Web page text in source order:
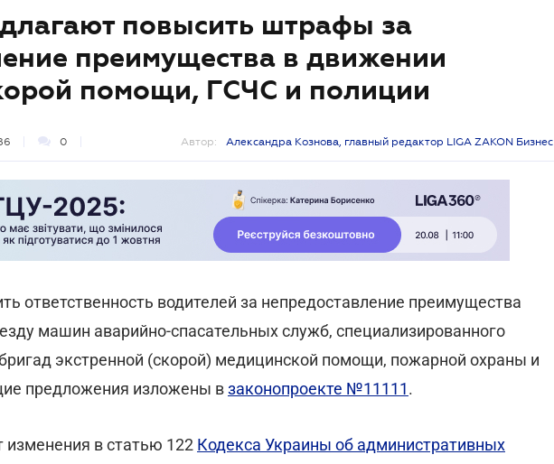
повысить штрафы за
преимущества в движении
помощи, ГСЧС и полиции
0 Автор: Александра Кознова, главный редактор LIGA ZAKON Бизнес
ответственность водителей за непредоставление преимущества
машин аварийно-спасательных служб, специализированного
экстренной (скорой) медицинской помощи, пожарной охраны и
предложения изложены взаконопроекте №11111.
изменения в статью 122 Кодекса Украины об административных